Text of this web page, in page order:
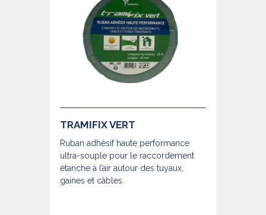
TRAMIFIX VERT
Ruban adhésif haute performance
ultra-souple pour le raccordement
étanche à l’air autour des tuyaux,
gaines et câbles.